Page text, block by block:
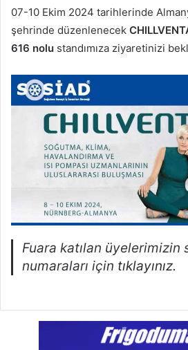
07-10 Ekim 2024 tarihlerinde
şehrinde düzenlenecek
616 nolu standımıza ziyaretinizi
Fuara katılan üyelerimizin
numaraları için tıklayınız.